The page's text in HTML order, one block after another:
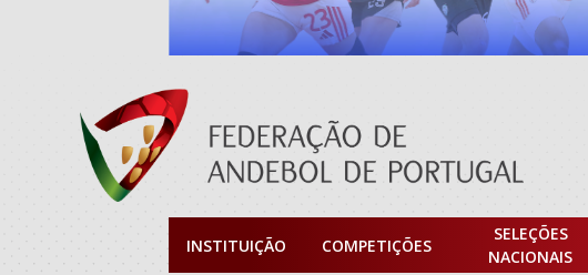
INSTITUIÇÃO COMPETIÇÕES
SELEÇÕES
NACIONAIS